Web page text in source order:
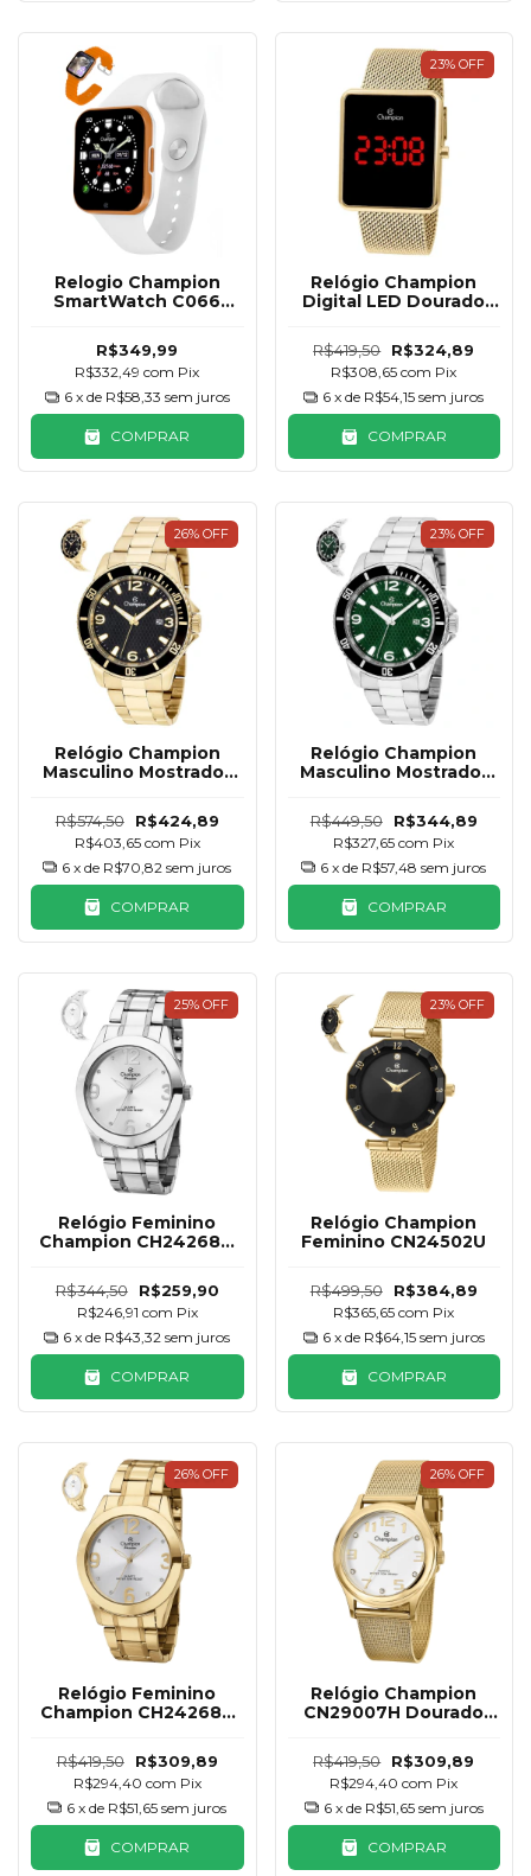
Relogio Champion
SmartWatch C066
Pulseiras
R$349,99
R$332,49com Pix
6 x de R$58,33 sem juros
COMPRAR
23% OFF
Relógio Champion
Digital LED Dourado
CH48180V
R$419,50 R$324,89
R$308,65com Pix
6 x de R$54,15 sem juros
COMPRAR
26% OFF
Relógio Champion
Masculino Mostrador
R$574,50 R$424,89
R$403,65 com Pix
6 x de R$70,82 sem juros
COMPRAR
23% OFF
Relógio Champion
Masculino Mostrador
R$449,50 R$344,89
R$327,65com Pix
6 x de R$57,48 sem juros
COMPRAR
25% OFF
Relógio Feminino
Champion CH24268Q
Mostrador Branco
R$344,50 R$259,90
R$246,91 com Pix
6 x de R$43,32 sem juros
COMPRAR
23% OFF
Relógio Champion
Feminino CN24502U
R$499,50 R$384,89
R$365,65com Pix
6 x de R$64,15 sem juros
COMPRAR
26% OFF
Relógio Feminino
Champion CH24268H
Mostrador Branco
R$419,50 R$309,89
R$294,40 com Pix
6 x de R$51,65 sem juros
COMPRAR
26% OFF
Relógio Champion
CN29007H Dourado
R$419,50 R$309,89
R$294,40com Pix
6 x de R$51,65 sem juros
COMPRAR